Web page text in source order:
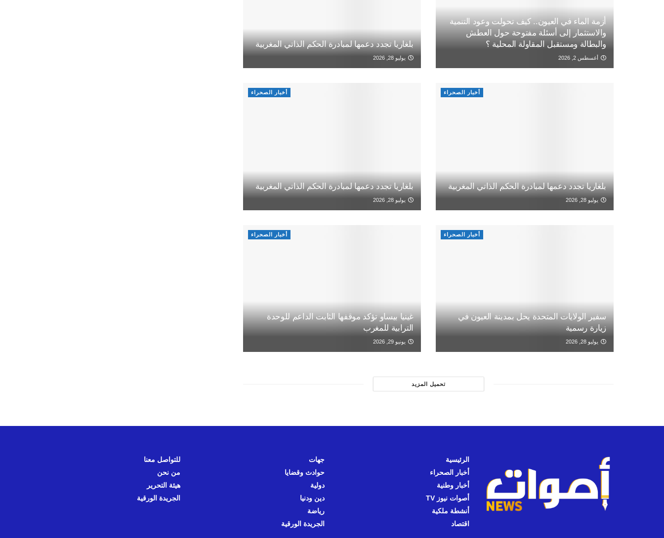
أزمة الماء في العيون.. كيف تحولت وعود التنمية
والاستثمار إلى أسئلة مفتوحة حول العطش
والبطالة ومستقبل المقاولة المحلية ؟
أغسطس 2, 2026
بلغاريا تجدد دعمها لمبادرة الحكم الذاتي المغربية
يوليو 28, 2026
أخبار الصحراء
بلغاريا تجدد دعمها لمبادرة الحكم الذاتي المغربية
يوليو 28, 2026
أخبار الصحراء
بلغاريا تجدد دعمها لمبادرة الحكم الذاتي المغربية
يوليو 28, 2026
أخبار الصحراء
سفير الولايات المتحدة يحل بمدينة العيون في
زيارة رسمية
يوليو 28, 2026
أخبار الصحراء
غينيا بيساو تؤكد موقفها الثابت الداعم للوحدة
الترابية للمغرب
يونيو 29, 2026
تحميل المزيد
الرئيسية
أخبار الصحراء
أخبار وطنية
أصوات نيوز TV
أنشطة ملكية
اقتصاد
جهات
حوادث وقضايا
دولية
دين ودنيا
رياضة
الجريدة الورقية
للتواصل معنا
من نحن
هيئة التحرير
الجريدة الورقية